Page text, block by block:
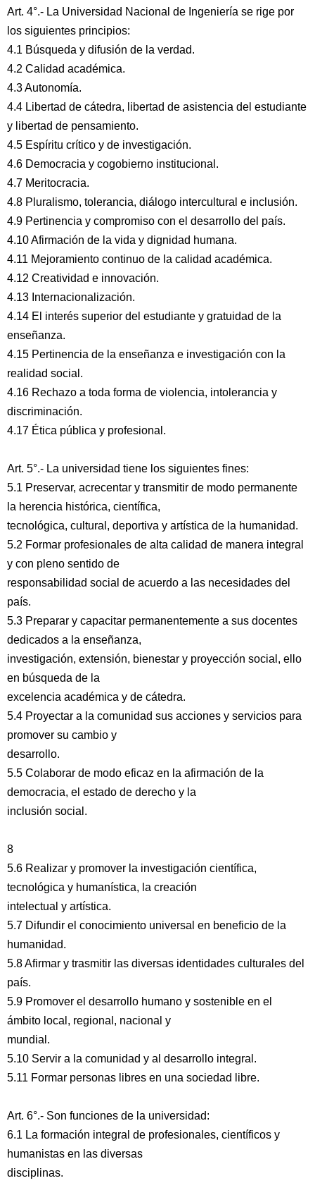
Art. 4°.- La Universidad Nacional de Ingeniería se rige por
los siguientes principios:
4.1 Búsqueda y difusión de la verdad.
4.2 Calidad académica.
4.3 Autonomía.
4.4 Libertad de cátedra, libertad de asistencia del estudiante
y libertad de pensamiento.
4.5 Espíritu crítico y de investigación.
4.6 Democracia y cogobierno institucional.
4.7 Meritocracia.
4.8 Pluralismo, tolerancia, diálogo intercultural e inclusión.
4.9 Pertinencia y compromiso con el desarrollo del país.
4.10 Afirmación de la vida y dignidad humana.
4.11 Mejoramiento continuo de la calidad académica.
4.12 Creatividad e innovación.
4.13 Internacionalización.
4.14 El interés superior del estudiante y gratuidad de la
enseñanza.
4.15 Pertinencia de la enseñanza e investigación con la
realidad social.
4.16 Rechazo a toda forma de violencia, intolerancia y
discriminación.
4.17 Ética pública y profesional.
Art. 5°.- La universidad tiene los siguientes fines:
5.1 Preservar, acrecentar y transmitir de modo permanente
la herencia histórica, científica,
tecnológica, cultural, deportiva y artística de la humanidad.
5.2 Formar profesionales de alta calidad de manera integral
y con pleno sentido de
responsabilidad social de acuerdo a las necesidades del
país.
5.3 Preparar y capacitar permanentemente a sus docentes
dedicados a la enseñanza,
investigación, extensión, bienestar y proyección social, ello
en búsqueda de la
excelencia académica y de cátedra.
5.4 Proyectar a la comunidad sus acciones y servicios para
promover su cambio y
desarrollo.
5.5 Colaborar de modo eficaz en la afirmación de la
democracia, el estado de derecho y la
inclusión social.
8
5.6 Realizar y promover la investigación científica,
tecnológica y humanística, la creación
intelectual y artística.
5.7 Difundir el conocimiento universal en beneficio de la
humanidad.
5.8 Afirmar y trasmitir las diversas identidades culturales del
país.
5.9 Promover el desarrollo humano y sostenible en el
ámbito local, regional, nacional y
mundial.
5.10 Servir a la comunidad y al desarrollo integral.
5.11 Formar personas libres en una sociedad libre.
Art. 6°.- Son funciones de la universidad:
6.1 La formación integral de profesionales, científicos y
humanistas en las diversas
disciplinas.